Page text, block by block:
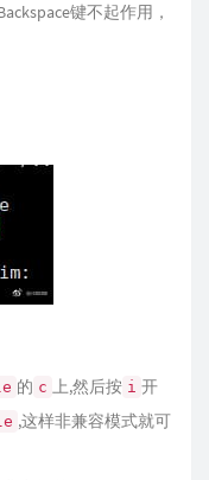
键不起作用，
的 c 上,然后按 i 开
,这样非兼容模式就可